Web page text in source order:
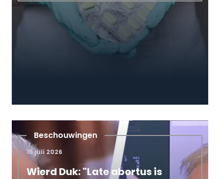
Campagnenieuws
10 maart 2026
De straat op tegen abortus